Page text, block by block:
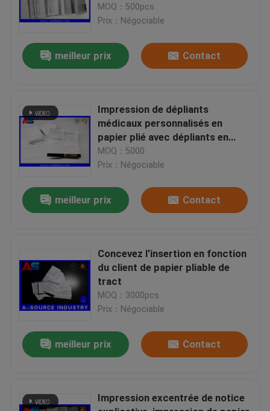
description de Muscle Growth
Enanthate 200mg
MOQ：500pcs
Prix：Négociable
meilleur prix Contact
Impression de dépliants
médicaux personnalisés en
papier plié avec dépliants en
papier professionnel
MOQ：5000
Prix：Négociable
meilleur prix Contact
Concevez l'insertion en fonction
du client de papier pliable de
tract
MOQ：3000pcs
Prix：Négociable
meilleur prix Contact
Impression excentrée de notice